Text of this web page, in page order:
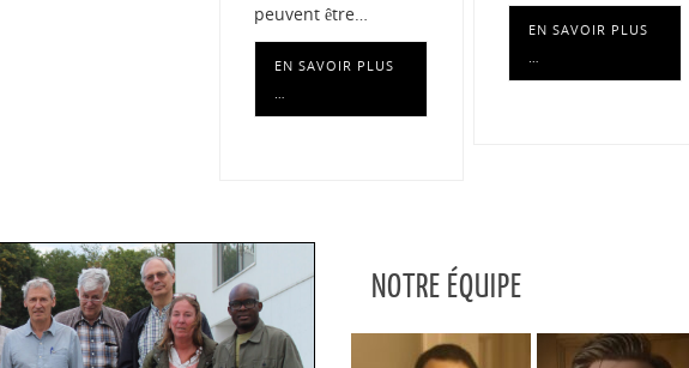
peuvent être…
EN SAVOIR PLUS
…
EN SAVOIR PLUS
…
NOTRE ÉQUIPE